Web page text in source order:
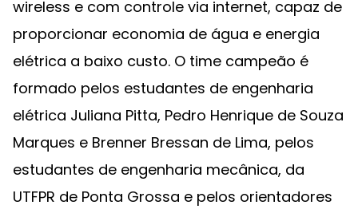
wireless e com controle via internet, capaz de
proporcionar economia de água e energia
elétrica a baixo custo. O time campeão é
formado pelos estudantes de engenharia
elétrica Juliana Pitta, Pedro Henrique de Souza
Marques e Brenner Bressan de Lima, pelos
estudantes de engenharia mecânica, da
UTFPR de Ponta Grossa e pelos orientadores